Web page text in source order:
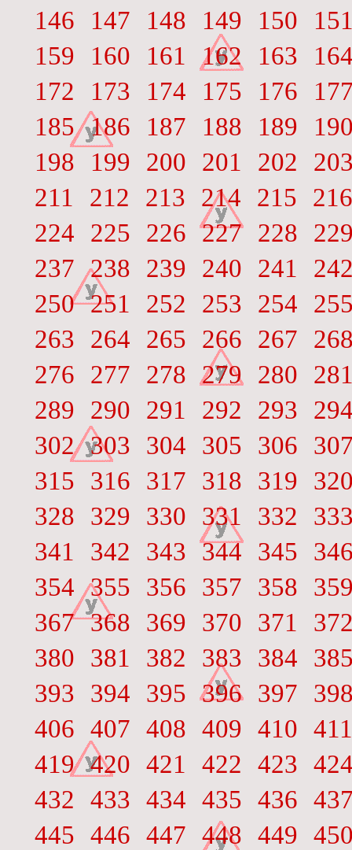
146
147 148 149 150
159
160 161 162 163
172
173 174 175 176
185 186 187 188 189
198
199 200 201 202
211
212 213 214 215
216
224
225 226 227 228
237 238 239 240 241
250 251 252 253 254
263
264 265 266 267
276
277 278 279 280
289
290 291 292 293
302 303 304 305 306
315
316 317 318 319
328
329 330 331 332
341
342 343 344 345
354 355 356 357 358
367 368 369 370 371
380
381 382 383 384
393
394 395 396 397
406 407 408 409 410 411
419 420 421 422 423
432
433 434 435 436
445 446 447 448 449